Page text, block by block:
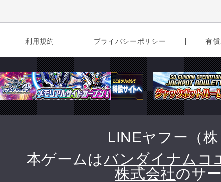
利用規約 プライバシーポリシー 有
LINEヤフー（
本ゲームはバンダイナムコ
株式会社のサ